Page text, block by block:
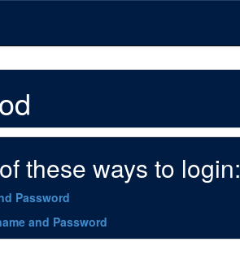
these ways to login:
Password
and Password